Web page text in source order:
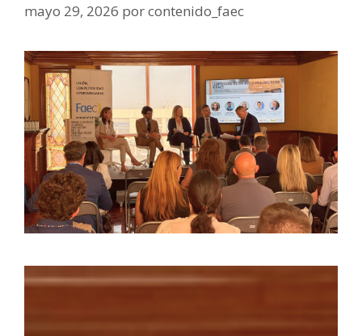
mayo 29, 2026 porcontenido_faec